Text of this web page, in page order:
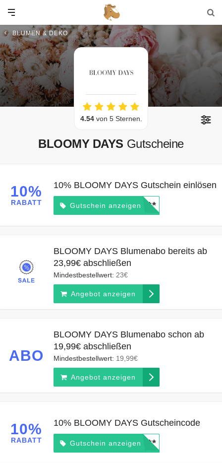
BLUMEN & DEKO
4.54von 5 Sternen.
BLOOMY DAYS Gutscheine
10%
RABATT
10% BLOOMY DAYS Gutschein einlösen
Gutschein anzeigen*****
BLOOMY DAYS Blumenabo bereits ab
23,99€ abschließen
Mindestbestellwert: 23€
Angebot anzeigen
ABO
BLOOMY DAYS Blumenabo schon ab
19,99€ abschließen
Mindestbestellwert: 19,99€
Angebot anzeigen
10%
RABATT
10% BLOOMY DAYS Gutscheincode
Gutschein anzeigen*****